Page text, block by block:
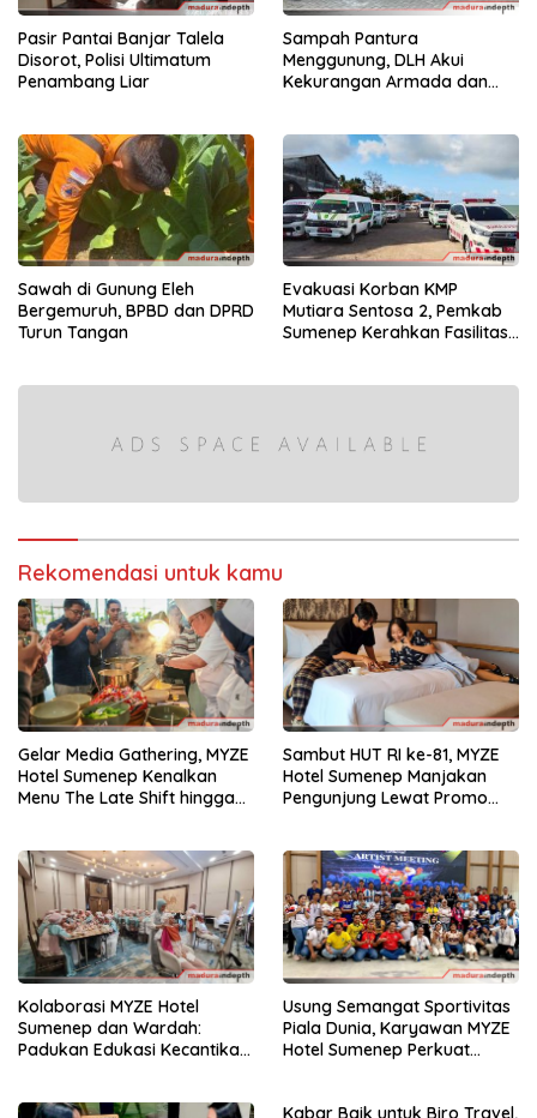
Pasir Pantai Banjar Talela
Disorot, Polisi Ultimatum
Penambang Liar
Sampah Pantura
Menggunung, DLH Akui
Kekurangan Armada dan
Sawah di Gunung Eleh
Bergemuruh, BPBD dan DPRD
Turun Tangan
Evakuasi Korban KMP
Mutiara Sentosa 2, Pemkab
Sumenep Kerahkan Fasilitas
Rekomendasi untuk kamu
Gelar Media Gathering, MYZE
Hotel Sumenep Kenalkan
Menu The Late Shift hingga
Sambut HUT RI ke-81, MYZE
Hotel Sumenep Manjakan
Pengunjung Lewat Promo
Kolaborasi MYZE Hotel
Sumenep dan Wardah:
Padukan Edukasi Kecantikan
Usung Semangat Sportivitas
Piala Dunia, Karyawan MYZE
Hotel Sumenep Perkuat
Kabar Baik untuk Biro Travel,